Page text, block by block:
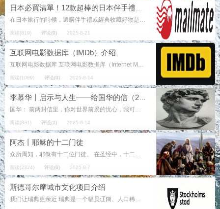
在日本旅行的時候，選購伴手禮或經典收藏好物是一大樂趣！從日本必買保養品到傳統小物，這份清單將介紹最值得入手的12款商品，讓您不僅帶回日本的回憶，還能找到超實用的日常好物。 目錄 ...
阅读(819) 评论(0) 2025-8-21
互联网电影数据库（IMDb）介绍
互联网电影数据库 互联网电影数据库（Internet Movie Database，简称IMDb）是一个关于电影演员、电影、电视节目、电视艺人、电子游戏和电影制作小组的在线数据库。IMDb开办于...
阅读(1089) 评论(0) 2025-8-14
国华： 前两封信里，你对世界前景的忧心，我可以理解。天灾人祸往往令人措手不及，且不法的事愈益增多，使许多人的信心、爱心渐渐冷淡了。 耶稣曾对门徒说：“所以你们要儆醒，……所以你们也要预备，……”因这世界的末了，...
阅读(831) 评论(0) 2025-8-14
阿杰丨耶稣的十二门徒
众所周知，耶稣有十二位门徒。 在圣经中，十二门徒（门徒即使徒，对应的英文是Apostles，本文采用使徒这一说法），他们是耶稣选择的基本使者，他们聆听、理解并与世界分享耶稣的话语。 你或许会认为，...
阅读(2324) 评论(0) 2025-8-7
斯德哥尔摩城市文化项目介绍
我们让瑞典更亲近 瑞典是一个幅员辽阔、人口稀少的国家。为了让一切顺利进行，我们必须能够相互联系，而瑞典交通管理局在这方面发挥着至关重要的作用。我们正在拉近与瑞典的距离。 文...